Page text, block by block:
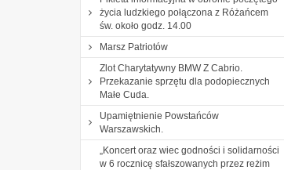
życia ludzkiego połączona z Różańcem
św. około godz. 14.00
Marsz Patriotów
Zlot Charytatywny BMW Z Cabrio.
Przekazanie sprzętu dla podopiecznych
Małe Cuda.
Upamiętnienie Powstańców
Warszawskich.
„Koncert oraz wiec godności i solidarności
w 6 rocznicę sfałszowanych przez reżim